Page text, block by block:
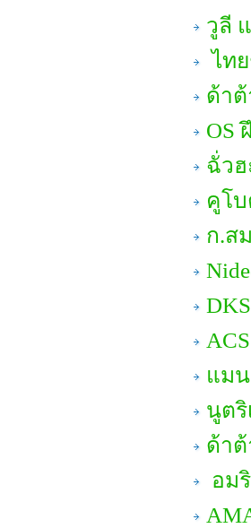
วูลี
ไท
ด้าต้
OS
ฉั่วฮ
คูโบ
ก.ส
แม
นูตริ
ด้าต้
อม